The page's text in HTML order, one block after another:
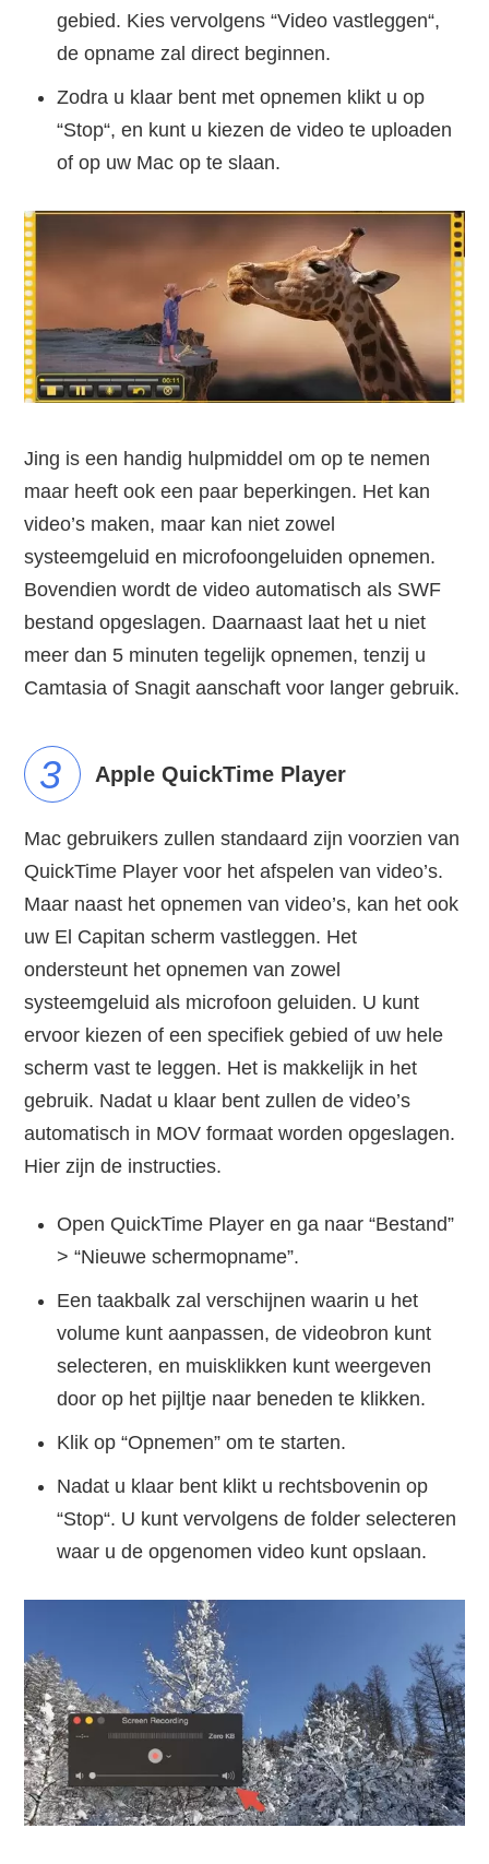
gebied. Kies vervolgens “Video vastleggen“,
de opname zal direct beginnen.
Zodra u klaar bent met opnemen klikt u op
“Stop“, en kunt u kiezen de video te uploaden
of op uw Mac op te slaan.
Jing is een handig hulpmiddel om op te nemen
maar heeft ook een paar beperkingen. Het kan
video’s maken, maar kan niet zowel
systeemgeluid en microfoongeluiden opnemen.
Bovendien wordt de video automatisch als SWF
bestand opgeslagen. Daarnaast laat het u niet
meer dan 5 minuten tegelijk opnemen, tenzij u
Camtasia of Snagit aanschaft voor langer gebruik.
3 Apple QuickTime Player
Mac gebruikers zullen standaard zijn voorzien van
QuickTime Player voor het afspelen van video’s.
Maar naast het opnemen van video’s, kan het ook
uw El Capitan scherm vastleggen. Het
ondersteunt het opnemen van zowel
systeemgeluid als microfoon geluiden. U kunt
ervoor kiezen of een specifiek gebied of uw hele
scherm vast te leggen. Het is makkelijk in het
gebruik. Nadat u klaar bent zullen de video’s
automatisch in MOV formaat worden opgeslagen.
Hier zijn de instructies.
Open QuickTime Player en ga naar “Bestand”
> “Nieuwe schermopname”.
Een taakbalk zal verschijnen waarin u het
volume kunt aanpassen, de videobron kunt
selecteren, en muisklikken kunt weergeven
door op het pijltje naar beneden te klikken.
Klik op “Opnemen” om te starten.
Nadat u klaar bent klikt u rechtsbovenin op
“Stop“. U kunt vervolgens de folder selecteren
waar u de opgenomen video kunt opslaan.